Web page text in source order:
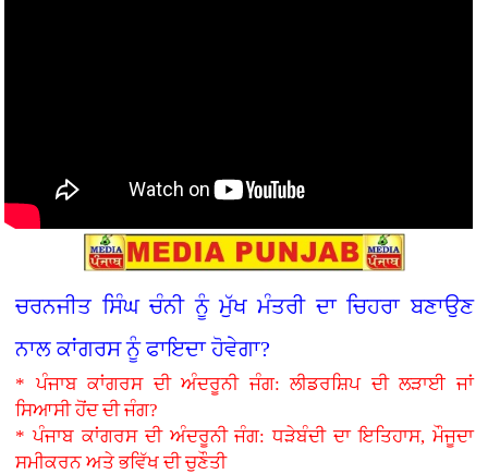
ਚਰਨਜੀਤ ਸਿੰਘ ਚੰਨੀ ਨੂੰ ਮੁੱਖ ਮੰਤਰੀ ਦਾ ਚਿਹਰਾ ਬਣਾਉਣ
ਨਾਲ ਕਾਂਗਰਸ ਨੂੰ ਫਾਇਦਾ ਹੋਵੇਗਾ?
* ਪੰਜਾਬ ਕਾਂਗਰਸ ਦੀ ਅੰਦਰੂਨੀ ਜੰਗ: ਲੀਡਰਸ਼ਿਪ ਦੀ ਲੜਾਈ ਜਾਂ
ਸਿਆਸੀ ਹੋਂਦ ਦੀ ਜੰਗ?
* ਪੰਜਾਬ ਕਾਂਗਰਸ ਦੀ ਅੰਦਰੂਨੀ ਜੰਗ: ਧੜੇਬੰਦੀ ਦਾ ਇਤਿਹਾਸ, ਮੌਜੂਦਾ
ਸਮੀਕਰਨ ਅਤੇ ਭਵਿੱਖ ਦੀ ਚੁਣੌਤੀ